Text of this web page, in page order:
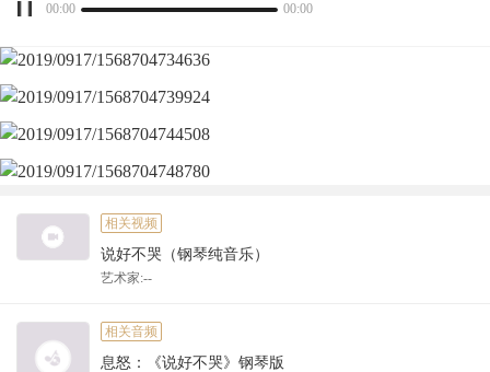
00:00 00:00
相关视频
说好不哭（钢琴纯音乐）
艺术家:--
相关音频
息怒：《说好不哭》钢琴版